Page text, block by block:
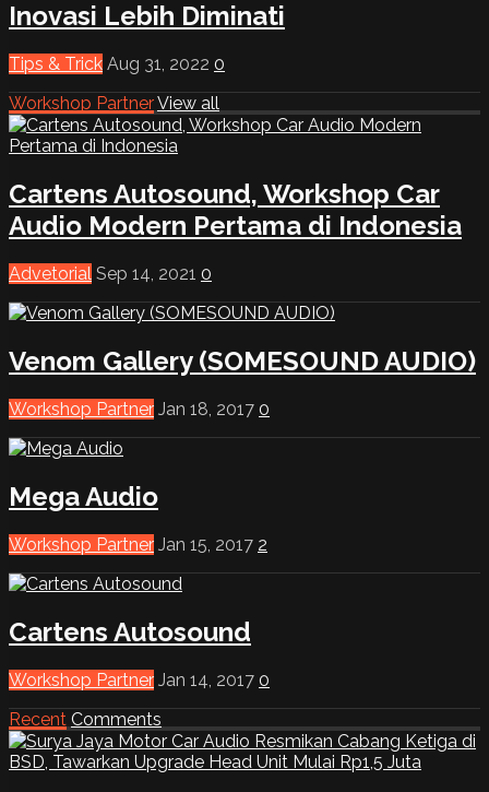
Inovasi Lebih Diminati
Tips & Trick Aug 31, 2022 0
Workshop PartnerView all
Cartens Autosound, Workshop Car
Audio Modern Pertama di Indonesia
Advetorial Sep 14, 2021 0
Venom Gallery (SOMESOUND AUDIO)
Workshop Partner Jan 18, 2017 0
Mega Audio
Workshop Partner Jan 15, 2017 2
Cartens Autosound
Workshop Partner Jan 14, 2017 0
Recent Comments